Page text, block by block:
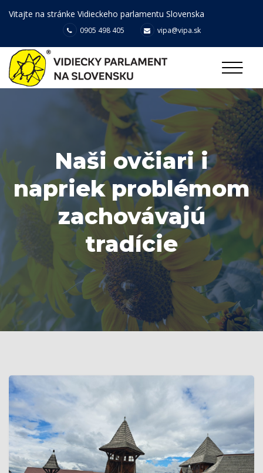
Vitajte na stránke Vidieckeho parlamentu Slovenska
0905 498 405 vipa@vipa.sk
Naši ovčiari i
napriek problémom
zachovávajú
tradície